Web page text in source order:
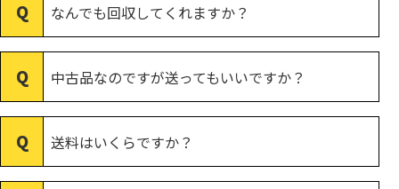
なんでも回収してくれますか？
中古品なのですが送ってもいいですか？
送料はいくらですか？